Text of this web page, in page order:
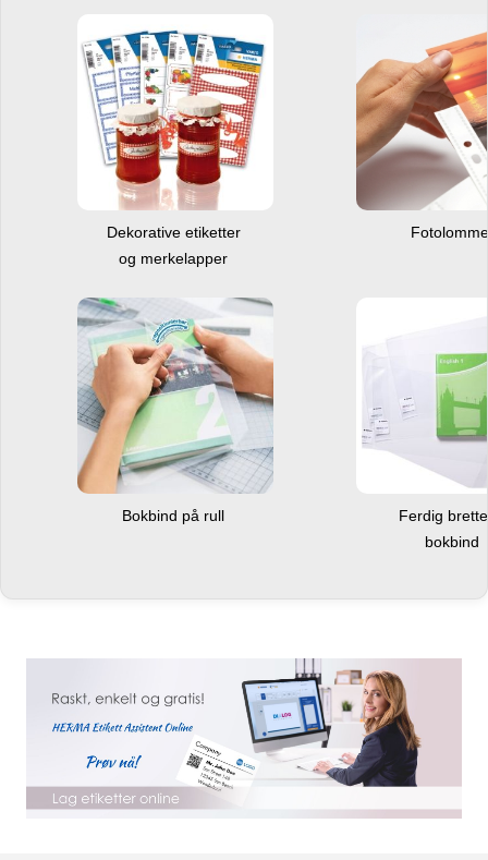
Dekorative etiketter
og merkelapper
Bokbind på rull
Ferdig
bokbind